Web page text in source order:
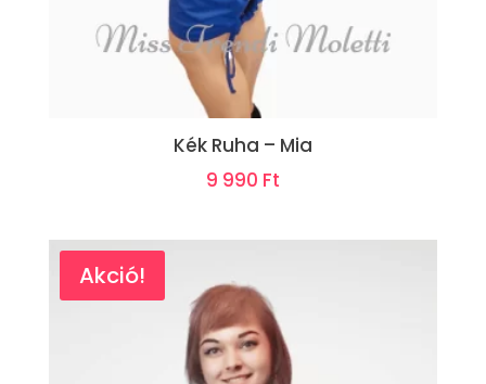
Kék Ruha – Mia
9 990 Ft
Akció!